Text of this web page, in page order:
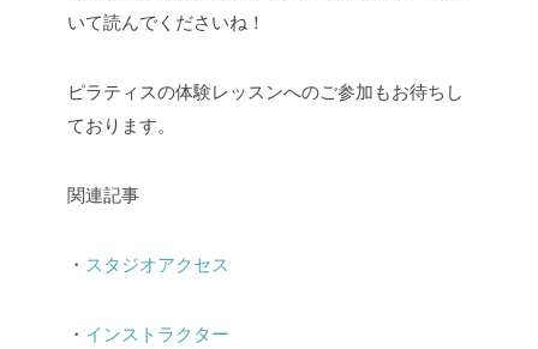
いて読んでくださいね！
ピラティスの体験レッスンへのご参加もお待ちし
ております。
関連記事
・ スタジオアクセス
・ インストラクター